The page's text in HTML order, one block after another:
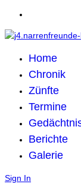
Home
Chronik
Zünfte
Termine
Berichte
Galerie
Sign In